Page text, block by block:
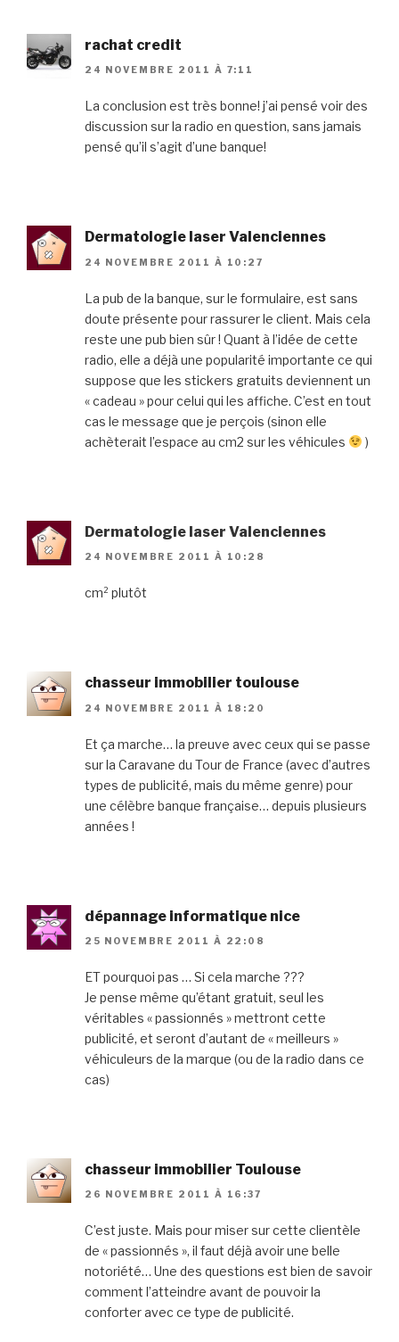
rachat credit
24 NOVEMBRE 2011 À 7:11
La conclusion est très bonne! j’ai pensé voir des
discussion sur la radio en question, sans jamais
pensé qu’il s’agit d’une banque!
Dermatologie laser Valenciennes
24 NOVEMBRE 2011 À 10:27
La pub de la banque, sur le formulaire, est sans
doute présente pour rassurer le client. Mais cela
reste une pub bien sûr ! Quant à l’idée de cette
radio, elle a déjà une popularité importante ce qui
suppose que les stickers gratuits deviennent un
« cadeau » pour celui qui les affiche. C’est en tout
cas le message que je perçois (sinon elle
achèterait l’espace au cm2 sur les véhicules
)
Dermatologie laser Valenciennes
24 NOVEMBRE 2011 À 10:28
cm² plutôt
chasseur immobilier toulouse
24 NOVEMBRE 2011 À 18:20
Et ça marche… la preuve avec ceux qui se passe
sur la Caravane du Tour de France (avec d’autres
types de publicité, mais du même genre) pour
une célèbre banque française… depuis plusieurs
années !
dépannage informatique nice
25 NOVEMBRE 2011 À 22:08
ET pourquoi pas … Si cela marche ???
Je pense même qu’étant gratuit, seul les
véritables « passionnés » mettront cette
publicité, et seront d’autant de « meilleurs »
véhiculeurs de la marque (ou de la radio dans ce
cas)
chasseur immobilier Toulouse
26 NOVEMBRE 2011 À 16:37
C’est juste. Mais pour miser sur cette clientèle
de « passionnés », il faut déjà avoir une belle
notoriété… Une des questions est bien de savoir
comment l’atteindre avant de pouvoir la
conforter avec ce type de publicité.